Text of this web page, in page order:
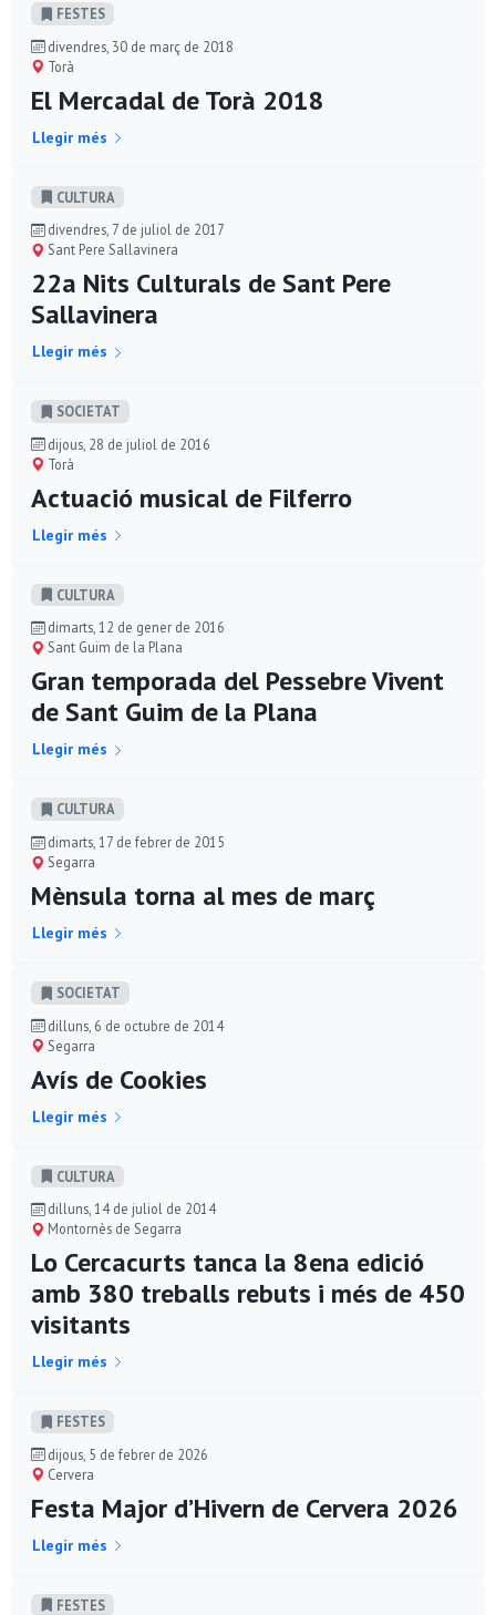
FESTES
divendres, 30 de març de 2018
Torà
El Mercadal de Torà 2018
Llegir més
CULTURA
divendres, 7 de juliol de 2017
Sant Pere Sallavinera
22a Nits Culturals de Sant Pere
Sallavinera
Llegir més
SOCIETAT
dijous, 28 de juliol de 2016
Torà
Actuació musical de Filferro
Llegir més
CULTURA
dimarts, 12 de gener de 2016
Sant Guim de la Plana
Gran temporada del Pessebre Vivent
de Sant Guim de la Plana
Llegir més
CULTURA
dimarts, 17 de febrer de 2015
Segarra
Mènsula torna al mes de març
Llegir més
SOCIETAT
dilluns, 6 de octubre de 2014
Segarra
Avís de Cookies
Llegir més
CULTURA
dilluns, 14 de juliol de 2014
Montornès de Segarra
Lo Cercacurts tanca la 8ena edició
amb 380 treballs rebuts i més de 450
visitants
Llegir més
FESTES
dijous, 5 de febrer de 2026
Cervera
Festa Major d’Hivern de Cervera 2026
Llegir més
FESTES